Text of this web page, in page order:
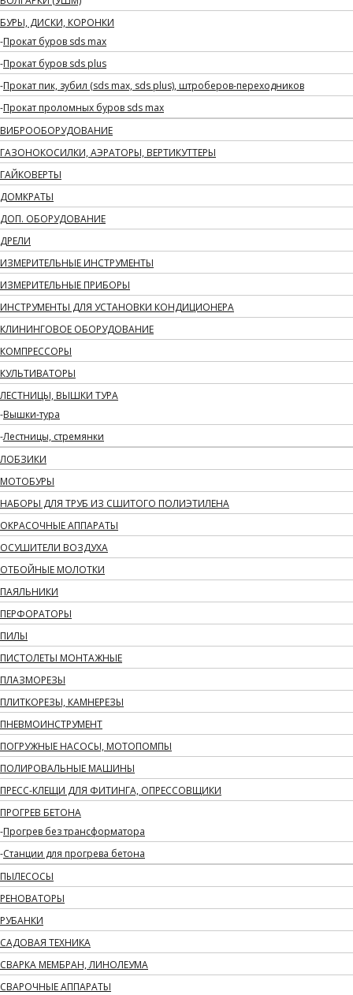
БУРЫ, ДИСКИ, КОРОНКИ
Прокат буров sds max
Прокат буров sds plus
Прокат пик, зубил (sds max, sds plus), штроберов-переходников
Прокат проломных буров sds max
ВИБРООБОРУДОВАНИЕ
ГАЗОНОКОСИЛКИ, АЭРАТОРЫ, ВЕРТИКУТТЕРЫ
ГАЙКОВЕРТЫ
ДОМКРАТЫ
ДОП. ОБОРУДОВАНИЕ
ДРЕЛИ
ИЗМЕРИТЕЛЬНЫЕ ИНСТРУМЕНТЫ
ИЗМЕРИТЕЛЬНЫЕ ПРИБОРЫ
ИНСТРУМЕНТЫ ДЛЯ УСТАНОВКИ КОНДИЦИОНЕРА
КЛИНИНГОВОЕ ОБОРУДОВАНИЕ
КОМПРЕССОРЫ
КУЛЬТИВАТОРЫ
ЛЕСТНИЦЫ, ВЫШКИ ТУРА
Вышки-тура
Лестницы, стремянки
ЛОБЗИКИ
МОТОБУРЫ
НАБОРЫ ДЛЯ ТРУБ ИЗ СШИТОГО ПОЛИЭТИЛЕНА
ОКРАСОЧНЫЕ АППАРАТЫ
ОСУШИТЕЛИ ВОЗДУХА
ОТБОЙНЫЕ МОЛОТКИ
ПАЯЛЬНИКИ
ПЕРФОРАТОРЫ
ПИЛЫ
ПИСТОЛЕТЫ МОНТАЖНЫЕ
ПЛАЗМОРЕЗЫ
ПЛИТКОРЕЗЫ, КАМНЕРЕЗЫ
ПНЕВМОИНСТРУМЕНТ
ПОГРУЖНЫЕ НАСОСЫ, МОТОПОМПЫ
ПОЛИРОВАЛЬНЫЕ МАШИНЫ
ПРЕСС-КЛЕЩИ ДЛЯ ФИТИНГА, ОПРЕССОВЩИКИ
ПРОГРЕВ БЕТОНА
Прогрев без трансформатора
Станции для прогрева бетона
ПЫЛЕСОСЫ
РЕНОВАТОРЫ
РУБАНКИ
САДОВАЯ ТЕХНИКА
СВАРКА МЕМБРАН, ЛИНОЛЕУМА
СВАРОЧНЫЕ АППАРАТЫ